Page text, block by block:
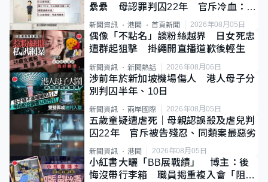
纍纍 母認罪判囚22年 官斥冷血：同
類案最惡劣
新聞資訊 港聞 首頁新聞 2026年08月05日
偶像「不點名」談粉絲越界 日女死忠
遭群起狙擊 掛繩開直播道歉後輕生
新聞資訊 新聞熱話 2026年08月06日
涉前年於新加坡機場傷人 港人母子分
別判囚半年、10日
新聞資訊 兩岸國際 2026年08月05日
五歲童疑遭虐死｜母親認誤殺及虐兒判
囚22年 官斥被告殘忍、同類案最惡劣
新聞資訊 港聞 2026年08月05日
小紅書大曬「BB展戰績」 博主：後
悔沒帶行李箱 職員揭重複入會「阻止